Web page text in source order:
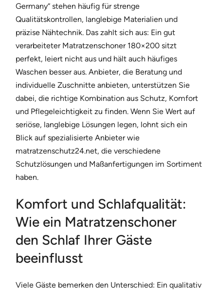
Germany“ stehen häufig für strenge
Qualitätskontrollen, langlebige Materialien und
präzise Nähtechnik. Das zahlt sich aus: Ein gut
verarbeiteter Matratzenschoner 180×200 sitzt
perfekt, leiert nicht aus und hält auch häufiges
Waschen besser aus. Anbieter, die Beratung und
individuelle Zuschnitte anbieten, unterstützen Sie
dabei, die richtige Kombination aus Schutz, Komfort
und Pflegeleichtigkeit zu finden. Wenn Sie Wert auf
seriöse, langlebige Lösungen legen, lohnt sich ein
Blick auf spezialisierte Anbieter wie
matratzenschutz24.net, die verschiedene
Schutzlösungen und Maßanfertigungen im Sortiment
haben.
Komfort und Schlafqualität:
Wie ein Matratzenschoner
den Schlaf Ihrer Gäste
beeinflusst
Viele Gäste bemerken den Unterschied: Ein qualitativ